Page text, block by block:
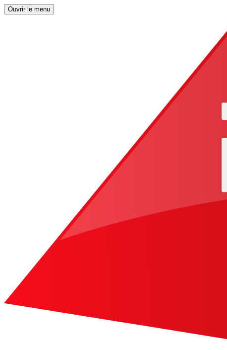
Ouvrir le menu